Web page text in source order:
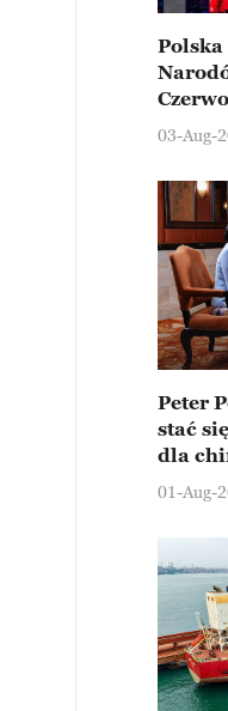
Polska
Ningbo
03-Aug-
Peter
stać
dla
01-Aug-